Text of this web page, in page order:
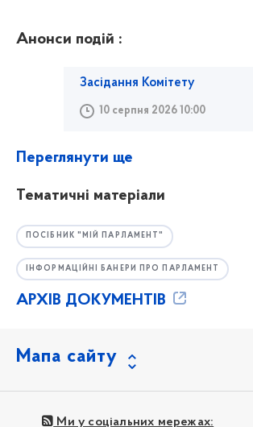
Анонси подій :
Засідання Комітету
10 серпня 2026 10:00
Переглянути ще
Тематичні матеріали
ПОСІБНИК "МІЙ ПАРЛАМЕНТ"
ІНФОРМАЦІЙНІ БАНЕРИ ПРО ПАРЛАМЕНТ
АРХІВ ДОКУМЕНТІВ
Мапа сайту
Ми у соціальних мережах: